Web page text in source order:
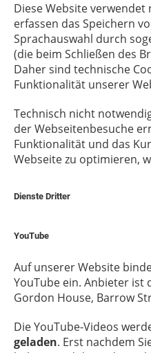
Diese Website verwendet
erfassen das Speichern
Sprachauswahl durch
(die beim Schließen des
Daher sind technische
Funktionalität unserer
Technisch nicht
der Webseitenbesuche
Funktionalität und das
Webseite zu optimieren,
Dienste Dritter
YouTube
Auf unserer Website
YouTube ein. Anbieter ist
Gordon House, Barrow
Die YouTube-Videos
geladen. Erst nachdem